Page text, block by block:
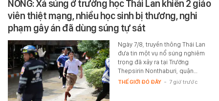
NÓNG: Xả súng ở trường học Thái Lan khiến 2 giáo
viên thiệt mạng, nhiều học sinh bị thương, nghi
phạm gây án đã dùng súng tự sát
Ngày 7/8, truyền thông Thái Lan
đưa tin một vụ nổ súng nghiêm
trọng đã xảy ra tại Trường
Thepsirin Nonthaburi, quận…
THẾ GIỚI ĐÓ ĐÂY - 7 giờ trước